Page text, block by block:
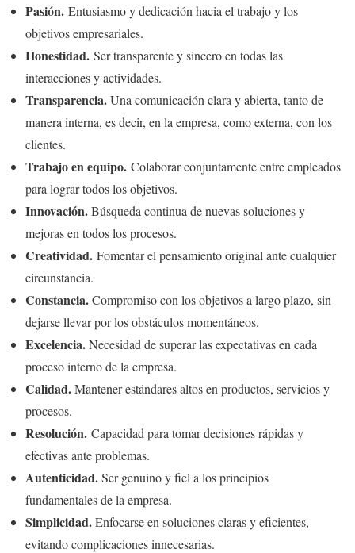
Pasión. Entusiasmo y dedicación hacia el trabajo y los
objetivos empresariales.
Honestidad. Ser transparente y sincero en todas las
interacciones y actividades.
Transparencia.Una comunicación clara y abierta, tanto de
manera interna, es decir, en la empresa, como externa, con los
clientes.
Trabajo en equipo. Colaborar conjuntamente entre empleados
para lograr todos los objetivos.
Innovación.Búsqueda continua de nuevas soluciones y
mejoras en todos los procesos.
Creatividad. Fomentar el pensamiento original ante cualquier
circunstancia.
Constancia.Compromiso con los objetivos a largo plazo, sin
dejarse llevar por los obstáculos momentáneos.
Excelencia.Necesidad de superar las expectativas en cada
proceso interno de la empresa.
Calidad.Mantener estándares altos en productos, servicios y
procesos.
Resolución. Capacidad para tomar decisiones rápidas y
efectivas ante problemas.
Autenticidad.Ser genuino y fiel a los principios
fundamentales de la empresa.
Simplicidad.Enfocarse en soluciones claras y eficientes,
evitando complicaciones innecesarias.